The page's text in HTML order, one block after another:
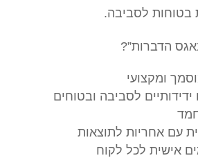
בטוחות לסביבה.
הדברות”?
ומקצועי
לסביבה ובטוחים
עם אחריות לתוצאות
אישית לכל לקוח